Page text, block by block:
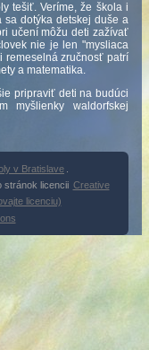
tešiť. Veríme, že škola i
dotýka detskej duše a
učení môžu deti zažívať
nie je len "mysliaca
remeselná zručnosť patrí
a matematika.
pripraviť deti na budúci
myšlienky waldorfskej
v Bratislave
stránok licencii Creative
licenciu)